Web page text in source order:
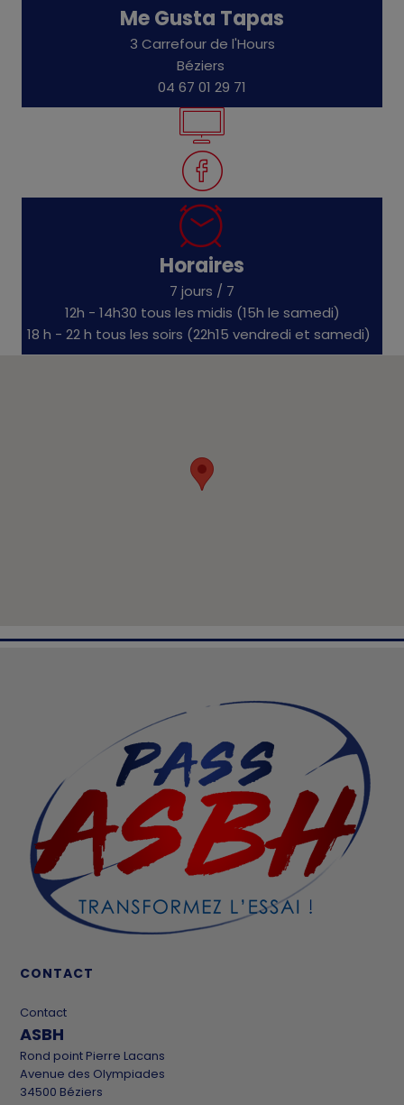
Me Gusta Tapas
3 Carrefour de l'Hours
Béziers
04 67 01 29 71
Horaires
7 jours / 7
12h - 14h30 tous les midis (15h le samedi)
18 h - 22 h tous les soirs (22h15 vendredi et samedi)
CONTACT
Contact
ASBH
Rond point Pierre Lacans
Avenue des Olympiades
34500 Béziers